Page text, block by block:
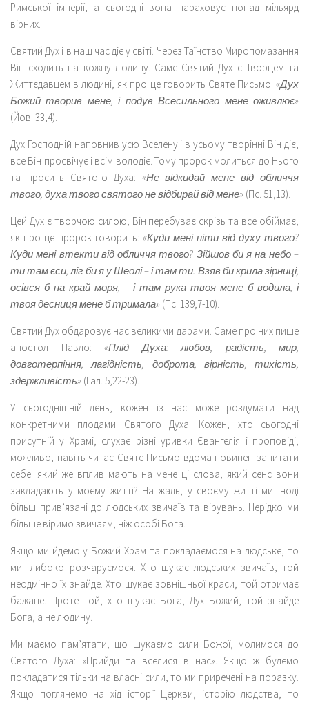
Римської імперії, а сьогодні вона нараховує понад мільярд
вірних.
Святий Дух і в наш час діє у світі. Через Таїнство Миропомазання
Він сходить на кожну людину. Саме Святий Дух є Творцем та
Життєдавцем в людині, як про це говорить Святе Письмо: «Дух
Божий творив мене, і подув Всесильного мене оживлює»
(Йов. 33,4).
Дух Господній наповнив усю Вселену і в усьому творінні Він діє,
все Він просвічує і всім володіє. Тому пророк молиться до Нього
та просить Святого Духа: «Не відкидай мене від обличчя
твого, духа твого святого не відбирай від мене» (Пс. 51,13).
Цей Дух є творчою силою, Він перебуває скрізь та все обіймає,
як про це пророк говорить: «Куди мені піти від духу твого?
Куди мені втекти від обличчя твого? Зійшов би я на небо –
ти там єси, ліг би я у Шеолі – і там ти. Взяв би крила зірниці,
осівся б на край моря, – і там рука твоя мене б водила, і
твоя десниця мене б тримала» (Пс. 139,7-10).
Святий Дух обдаровує нас великими дарами. Саме про них пише
апостол Павло: «Плід Духа: любов, радість, мир,
довготерпіння, лагідність, доброта, вірність, тихість,
здержливість» (Гал. 5,22-23).
У сьогоднішній день, кожен із нас може роздумати над
конкретними плодами Святого Духа. Кожен, хто сьогодні
присутній у Храмі, слухає різні уривки Євангелія і проповіді,
можливо, навіть читає Святе Письмо вдома повинен запитати
себе: який же вплив мають на мене ці слова, який сенс вони
закладають у моєму житті? На жаль, у своєму житті ми іноді
більш прив’язані до людських звичаїв та вірувань. Нерідко ми
більше віримо звичаям, ніж особі Бога.
Якщо ми йдемо у Божий Храм та покладаємося на людське, то
ми глибоко розчаруємося. Хто шукає людських звичаїв, той
неодмінно їх знайде. Хто шукає зовнішньої краси, той отримає
бажане. Проте той, хто шукає Бога, Дух Божий, той знайде
Бога, а не людину.
Ми маємо пам’ятати, що шукаємо сили Божої, молимося до
Святого Духа: «Прийди та вселися в нас». Якщо ж будемо
покладатися тільки на власні сили, то ми приречені на поразку.
Якщо поглянемо на хід історії Церкви, історію людства, то